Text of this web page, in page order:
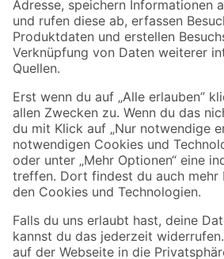
Zahlungsarten
Sicher einkaufen
Jetzt die toom-App herunterladen
Alle Preisangaben in EUR inkl. gesetzl. MwSt.. Die
Umständen nicht in allen Märkten verfügbar. Die